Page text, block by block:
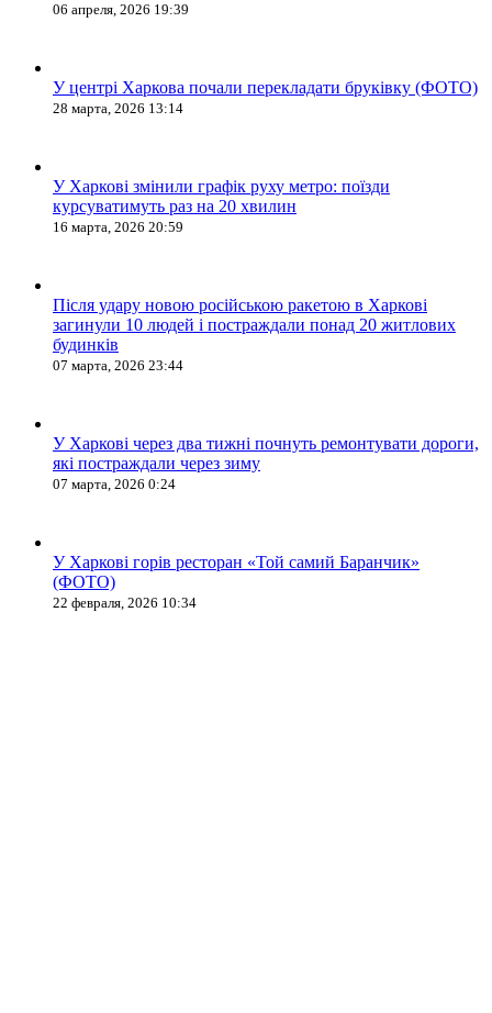
06 апреля, 2026 19:39
У центрі Харкова почали перекладати бруківку (ФОТО)
28 марта, 2026 13:14
У Харкові змінили графік руху метро: поїзди
курсуватимуть раз на 20 хвилин
16 марта, 2026 20:59
Після удару новою російською ракетою в Харкові
загинули 10 людей і постраждали понад 20 житлових
будинків
07 марта, 2026 23:44
У Харкові через два тижні почнуть ремонтувати дороги,
які постраждали через зиму
07 марта, 2026 0:24
У Харкові горів ресторан «Той самий Баранчик»
(ФОТО)
22 февраля, 2026 10:34